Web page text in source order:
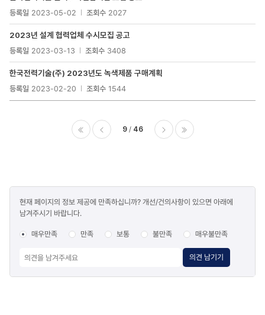
등록일 2023-05-02 조회수 2027
2023년 설계 협력업체 수시모집 공고
등록일 2023-03-13 조회수 3408
한국전력기술(주) 2023년도 녹색제품 구매계획
등록일 2023-02-20 조회수 1544
9 46
만족도
조사
현재 페이지의 정보 제공에 만족하십니까? 개선/건의사항이 있으면 아래에
남겨주시기 바랍니다.
매우만족 만족 보통 불만족 매우불만족
의견 남기기